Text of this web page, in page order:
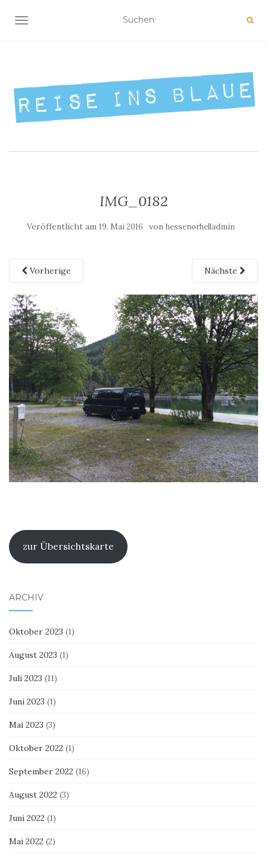
NAVIGATION UMSCHALTEN
IMG_0182
Veröffentlicht am 19. Mai 2016 von hessenorhelladmin
Vorherige Nächste
zur Übersichtskarte
ARCHIV
Oktober 2023 (1)
August 2023 (1)
Juli 2023 (11)
Juni 2023 (1)
Mai 2023 (3)
Oktober 2022 (1)
September 2022 (16)
August 2022 (3)
Juni 2022 (1)
Mai 2022 (2)